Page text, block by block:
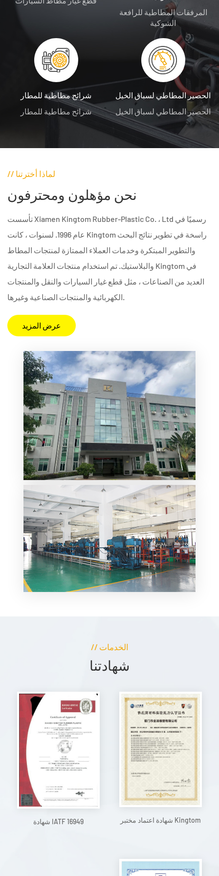
المرفقات المطاطية للرافعة
الشوكية
شرائح مطاطية للمطار
شرائح مطاطية للمطار
الحصير المطاطي لسباق الخيل
الحصير المطاطي لسباق الخيل
// لماذا أخترتنا
نحن مؤهلون ومحترفون
تأسست Xiamen Kingtom Rubber-Plastic Co. ، Ltd رسميًا في
عام 1996. لسنوات ، كانت Kingtom راسخة في تطوير نتائج البحث
والتطوير المبتكرة وخدمات العملاء الممتازة لمنتجات المطاط
والبلاستيك. تم استخدام منتجات العلامة التجارية Kingtom في
العديد من الصناعات ، مثل قطع غيار السيارات والنقل والمنتجات
الكهربائية والمنتجات الصناعية وغيرها.
عرض المزيد
// الخدمات
شهادتنا
شهادة IATF 16949 شهادة اعتماد مختبر Kingtom